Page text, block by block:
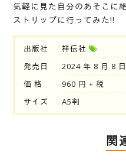
気軽に見た自分のあそこに
ストリップに行ってみた!!
出版社
祥伝社
発売日
2024 年 8 月 8 日
価 格
960 円 + 税
サイズ
A5判
関